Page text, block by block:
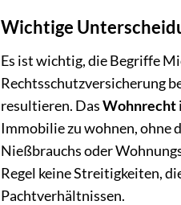
Wichtige
Es ist wichtig, die Begriffe
Rechtsschutzversicherung
resultieren. DasWohnrecht
Immobilie zu wohnen, ohne
Nießbrauchs oder
Regel keine Streitigkeiten,
Pachtverhältnissen.